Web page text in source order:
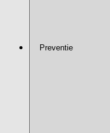
Preventie